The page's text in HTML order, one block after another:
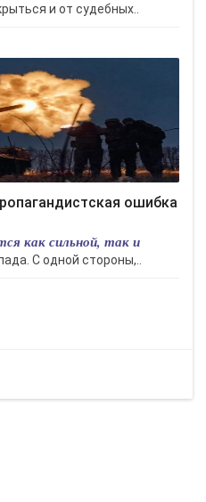
и от судебных..
как сильной, так и
С одной стороны,..